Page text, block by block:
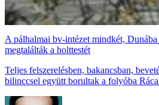
A pálhalmai bv-intézet mindkét,
megtalálták a holttestét
Teljes felszerelésben, bakancsban,
bilinccsel együtt borultak a folyóba